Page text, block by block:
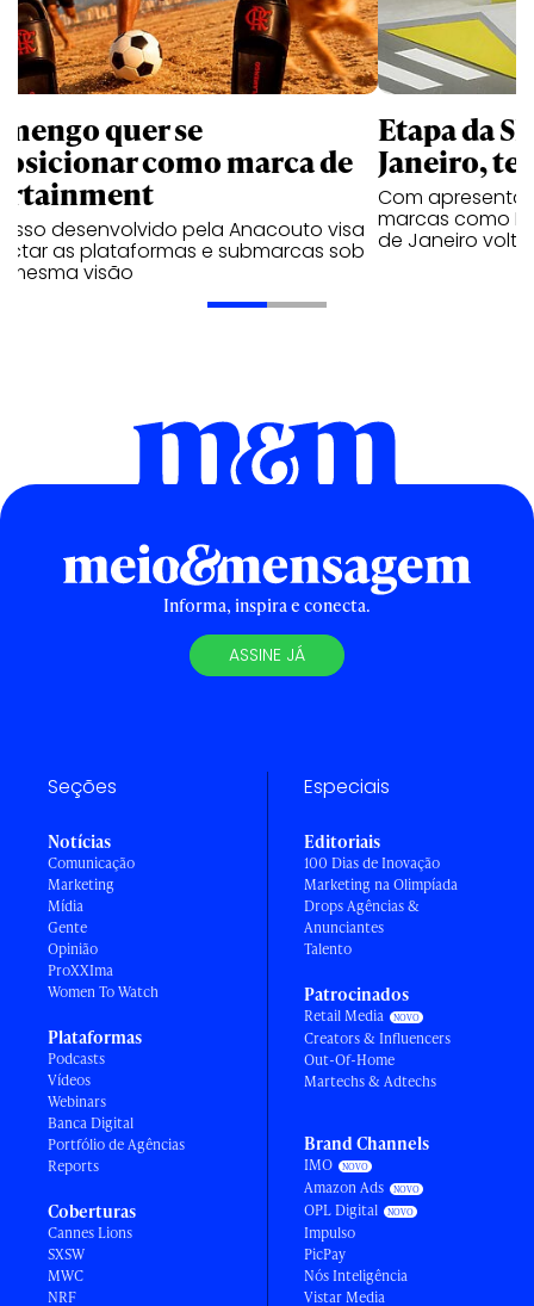
quer se
como marca de
desenvolvido pela Anacouto visa
as plataformas e submarcas sob
mesma visão
Etapa da
Janeiro,
Com
marcas como
de Janeiro
Informa, inspira e conecta.
ASSINE JÁ
Seções
Notícias
Comunicação
Marketing
Mídia
Gente
Opinião
ProXXIma
Women To Watch
Plataformas
Podcasts
Vídeos
Webinars
Banca Digital
Portfólio de Agências
Reports
Coberturas
Cannes Lions
SXSW
MWC
NRF
Especiais
Editoriais
100 Dias de Inovação
Marketing na Olimpíada
Drops Agências &
Anunciantes
Talento
Patrocinados
Retail Media
Creators & Influencers
Out-Of-Home
Martechs & Adtechs
Brand Channels
IMO
Amazon Ads
OPL Digital
Impulso
PicPay
Nós Inteligência
Vistar Media